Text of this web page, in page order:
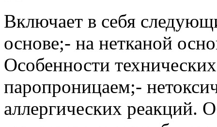
Включает в себя
основе;- на нетканой
Особенности
паропроницаем;-
аллергических реакций.